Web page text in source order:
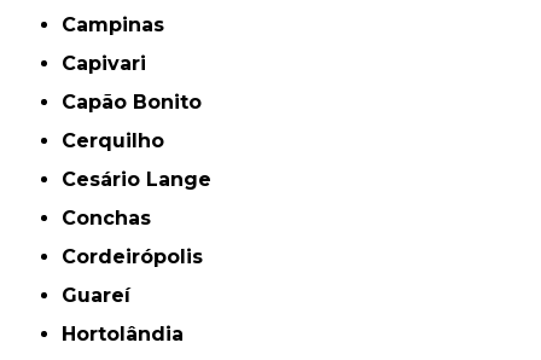
Campinas
Capivari
Capão Bonito
Cerquilho
Cesário Lange
Conchas
Cordeirópolis
Guareí
Hortolândia